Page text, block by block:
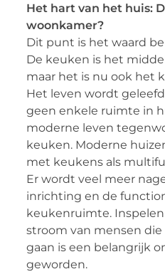
Het hart van het huis:
woonkamer?
Dit punt is het waard
De keuken is het
maar het is nu ook het
Het leven wordt
geen enkele ruimte in
moderne leven
keuken. Moderne
met keukens als
Er wordt veel meer
inrichting en de
keukenruimte.
stroom van mensen
gaan is een belangrijk
geworden.